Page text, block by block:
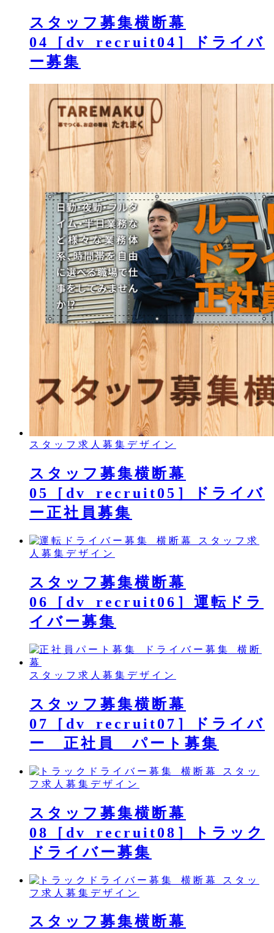
スタッフ募集横断幕
04［dv_recruit04］ドライバ
ー募集
スタッフ求人募集デザイン
スタッフ募集横断幕
05［dv_recruit05］ドライバ
ー正社員募集
スタッフ求
人募集デザイン
スタッフ募集横断幕
06［dv_recruit06］運転ドラ
イバー募集
スタッフ求人募集デザイン
スタッフ募集横断幕
07［dv_recruit07］ドライバ
ー 正社員 パート募集
スタッ
フ求人募集デザイン
スタッフ募集横断幕
08［dv_recruit08］トラック
ドライバー募集
スタッ
フ求人募集デザイン
スタッフ募集横断幕